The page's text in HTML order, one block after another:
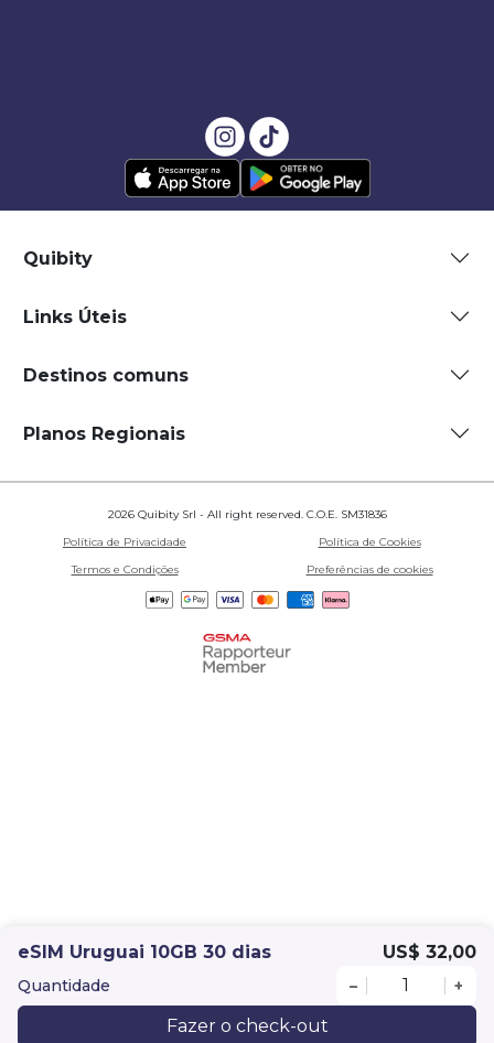
eSIM Uruguai 10GB 30 dias US$ 32,00
Quantidade – +
Fazer o check-out
Quibity
Links Úteis
Destinos comuns
Planos Regionais
2026 Quibity Srl - All right reserved. C.O.E. SM31836
Política de Privacidade
Política de Cookies
Termos e Condições
Preferências de cookies